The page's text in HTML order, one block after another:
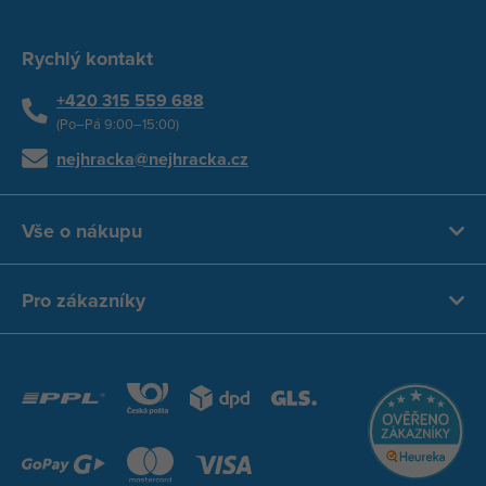
Rychlý kontakt
+420 315 559 688
(Po–Pá 9:00–15:00)
nejhracka@nejhracka.cz
Vše o nákupu
Pro zákazníky